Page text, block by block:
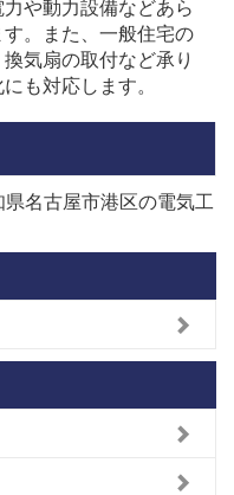
や動力設備などあら
。また、一般住宅の
気扇の取付など承り
も対応します。
名古屋市港区の電気工